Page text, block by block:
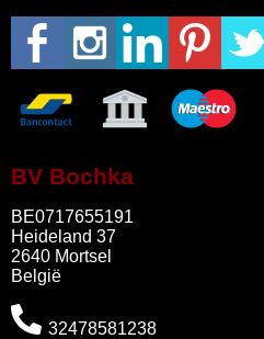
BV Bochka
BE0717655191
Heideland 37
2640 Mortsel
België
32478581238